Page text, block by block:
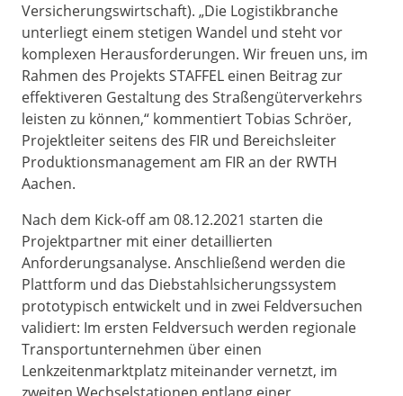
Versicherungswirtschaft). „Die Logistikbranche
unterliegt einem stetigen Wandel und steht vor
komplexen Herausforderungen. Wir freuen uns, im
Rahmen des Projekts STAFFEL einen Beitrag zur
effektiveren Gestaltung des Straßengüterverkehrs
leisten zu können,“ kommentiert Tobias Schröer,
Projektleiter seitens des FIR und Bereichsleiter
Produktionsmanagement am FIR an der RWTH
Aachen.
Nach dem Kick-off am 08.12.2021 starten die
Projektpartner mit einer detaillierten
Anforderungsanalyse. Anschließend werden die
Plattform und das Diebstahlsicherungssystem
prototypisch entwickelt und in zwei Feldversuchen
validiert: Im ersten Feldversuch werden regionale
Transportunternehmen über einen
Lenkzeitenmarktplatz miteinander vernetzt, im